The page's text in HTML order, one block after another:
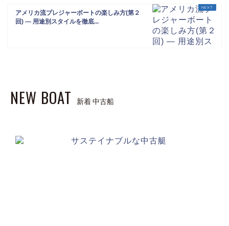
アメリカ流プレジャーボートの楽しみ方(第２
回) ― 用途別スタイルを徹底...
NEW BOAT 新着 中古船